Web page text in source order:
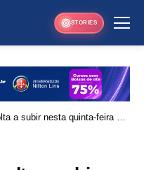
STORIES
a subir nesta quinta-feira em